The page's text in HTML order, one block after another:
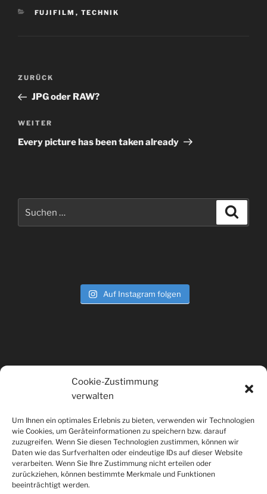
Cookie-Zustimmung
verwalten
Um Ihnen ein optimales Erlebnis zu bieten, verwenden wir Technologien
wie Cookies, um Geräteinformationen zu speichern bzw. darauf
zuzugreifen. Wenn Sie diesen Technologien zustimmen, können wir
Daten wie das Surfverhalten oder eindeutige IDs auf dieser Website
verarbeiten. Wenn Sie Ihre Zustimmung nicht erteilen oder
zurückziehen, können bestimmte Merkmale und Funktionen
beeinträchtigt werden.
KATEGORIEN
FUJIFILM , TECHNIK
Beitragsnavigation
Vorheriger
Beitrag
ZURÜCK
JPG oder RAW?
Nächster
Beitrag
WEITER
Every picture has been taken already
nach:
Auf Instagram folgen
Rechtliches & Impressum
Cookie-Richtlinie (EU)